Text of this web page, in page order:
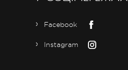
Facebook
Instagram